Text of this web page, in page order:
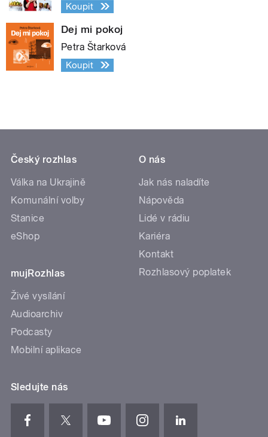
Koupit
Dej mi pokoj
Petra Štarková
Koupit
Český rozhlas
Válka na Ukrajině
Komunální volby
Stanice
eShop
mujRozhlas
Živé vysílání
Audioarchiv
Podcasty
Mobilní aplikace
O nás
Jak nás naladíte
Nápověda
Lidé v rádiu
Kariéra
Kontakt
Rozhlasový poplatek
Sledujte nás